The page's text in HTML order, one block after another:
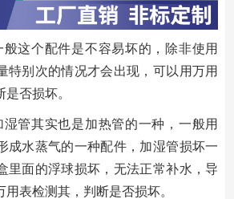
般这个配件是不容易坏的，除非使用
特别次的情况才会出现，可以用万用
否损坏。
湿管其实也是加热管的一种，一般用
成水蒸气的一种配件，加湿管损坏一
里面的浮球损坏，无法正常补水，导
表检测其，判断是否损坏。